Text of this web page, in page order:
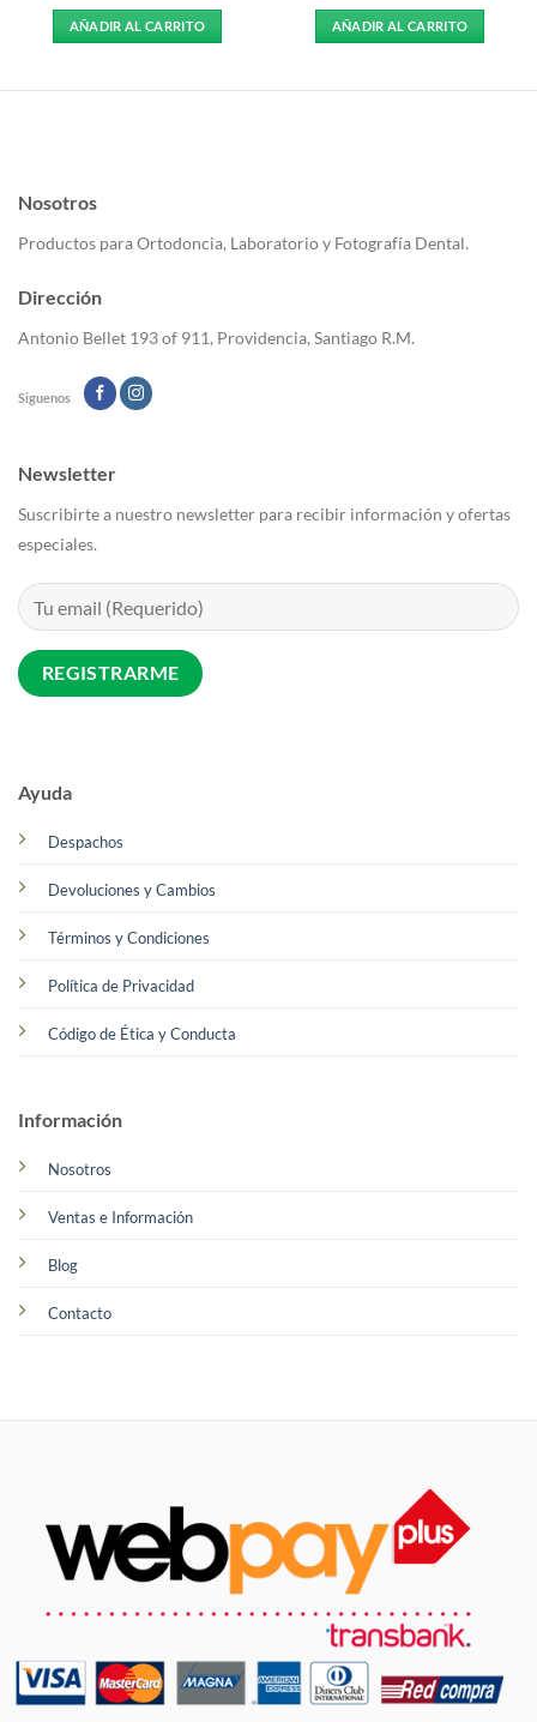
AÑADIR AL CARRITO AÑADIR AL CARRITO
Nosotros
Productos para Ortodoncia, Laboratorio y Fotografía Dental.
Dirección
Antonio Bellet 193 of 911, Providencia, Santiago R.M.
Siguenos
Ayuda
Despachos
Devoluciones y Cambios
Términos y Condiciones
Política de Privacidad
Código de Ética y Conducta
Información
Nosotros
Ventas e Información
Blog
Contacto
Newsletter
Suscribirte a nuestro newsletter para recibir información y ofertas
especiales.